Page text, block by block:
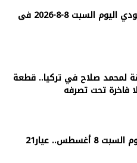
سعر الريال السعودي اليوم السبت 8-8-2026 فى
لمحمد صلاح في تركيا.. قطعة
فاخرة تحت تصرفه
أسعار الذهب اليوم السبت 8 أغسطس.. عيار21